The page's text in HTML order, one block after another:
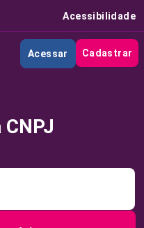
Acessibilidade
Acessar Cadastrar